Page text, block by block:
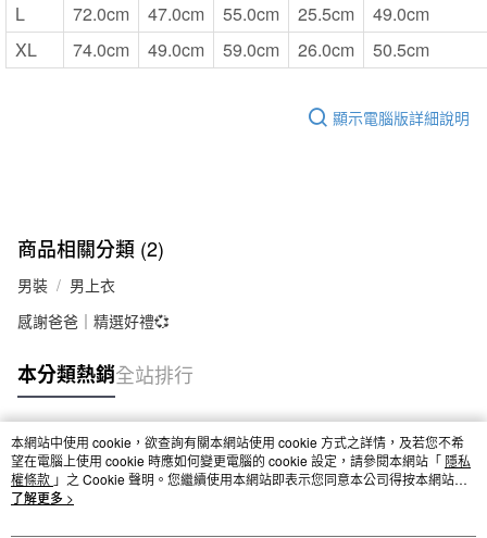
L
72.0cm 47.0cm 55.0cm 25.5cm
49.0cm
XL
74.0cm 49.0cm 59.0cm 26.0cm 50.5cm
顯示電腦版詳細說明
商品相關分類 (2)
男裝
男上衣
感謝爸爸｜精選好禮💞
本分類熱銷全站排行
熱門標籤
本網站中使用 cookie，欲查詢有關本網站使用 cookie 方式之詳情，及若您不希
望在電腦上使用 cookie 時應如何變更電腦的 cookie 設定，請參閱本網站「 隱私
權條款 」之 Cookie 聲明。您繼續使用本網站即表示您同意本公司得按本網站使
用條款之 Cookie 聲明使用 cookie。
了解更多 >